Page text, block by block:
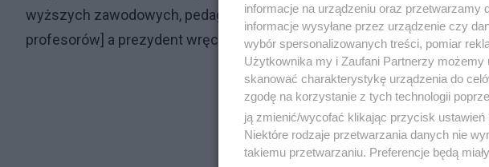
wyższych zawodowych, pedagogicznych …na akademickie, a te na
profesorów] a prezydent wręczał rokrocznie setki nominacji
informacje na urządzeniu oraz przetwarzamy
informacje wysyłane przez urządzenie czy
wybór spersonalizowanych treści, pomiar
Użytkownika my i Zaufani Partnerzy
skanować charakterystykę urządzenia do
zgodę na korzystanie z tych technologii
ją zmienić/wycofać klikając przycisk
Niektóre rodzaje przetwarzania danych nie
takiemu przetwarzaniu. Preferencje będą